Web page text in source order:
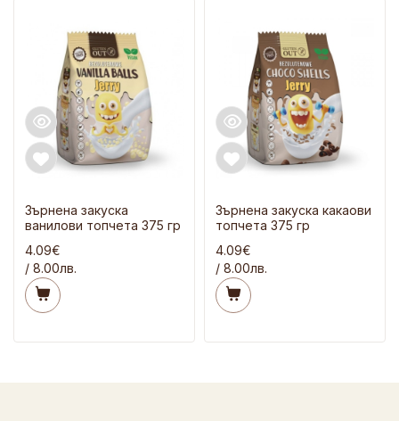
Зърнена закуска
ванилови топчета 375 гр
4.09€
/ 8.00лв.
Зърнена закуска какаови
топчета 375 гр
4.09€
/ 8.00лв.